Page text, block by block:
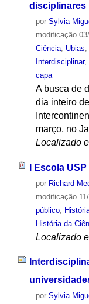
disciplinares
por Sylvia
modificação
Ciência, Ubias,
Interdisciplinar,
capa
A busca de
dia inteiro
março, no
Localizado
I Escola
por Richard
modificação11/
público,
História da
Localizado
por Sylvia